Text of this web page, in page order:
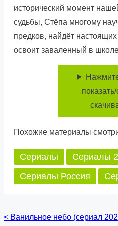
исторический момент
судьбы, Стёпа многому
предков, найдёт
освоит заваленный в
Похожие материалы
Сериалы
Сериалы
Сериалы Россия
Posts
< Ванильное небо (сериал